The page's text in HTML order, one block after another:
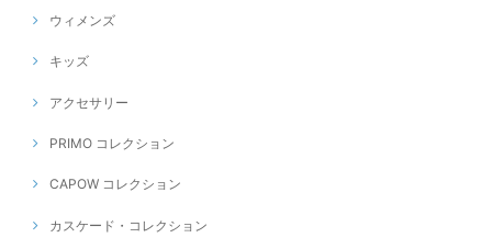
ウィメンズ
キッズ
アクセサリー
PRIMO コレクション
CAPOW コレクション
カスケード・コレクション